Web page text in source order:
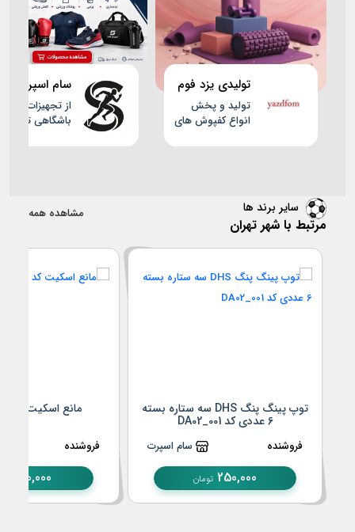
تولیدی یزد فوم
تولید و پخش
انواع کفپوش های
سام اسپرت
از تجهیزات
باشگاهی تا
و عمده از سام
سایر برند ها
مرتبط با شهر تهران
مشاهده همه
توپ پینگ پنگ DHS سه ستاره بسته
6 عددی کد DA02_001
فروشنده سام اسپرت
250,000 تومان
مانع اسکیت کد KA03_001
فروشنده
30,000